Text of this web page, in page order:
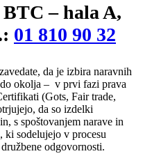
– hala A,
01 810 90 32
da je izbira naravnih
okolja – v prvi fazi prava
(Gots, Fair trade,
da so izdelki
s spoštovanjem narave in
sodelujejo v procesu
odgovornosti.